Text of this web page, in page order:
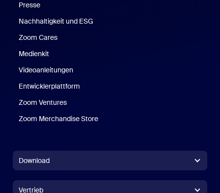
Presse
Nachhaltigkeit und ESG
Zoom Cares
Medienkit
Videoanleitungen
Entwicklerplattform
Zoom Ventures
Zoom Merchandise Store
Download
Vertrieb